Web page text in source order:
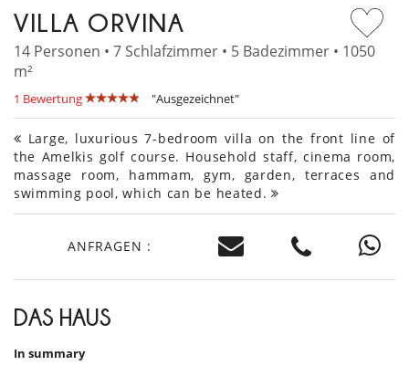
VILLA ORVINA
14 Personen • 7 Schlafzimmer • 5 Badezimmer • 1050
m²
1 Bewertung "Ausgezeichnet"
Large, luxurious 7-bedroom villa on the front line of
the Amelkis golf course. Household staff, cinema room,
massage room, hammam, gym, garden, terraces and
swimming pool, which can be heated.
ANFRAGEN :
DAS HAUS
In summary